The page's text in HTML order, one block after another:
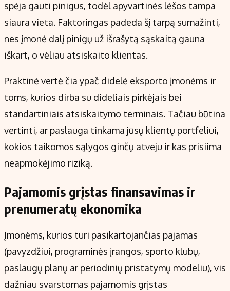
spėja gauti pinigus, todėl apyvartinės lėšos tampa
siaura vieta. Faktoringas padeda šį tarpą sumažinti,
nes įmonė dalį pinigų už išrašytą sąskaitą gauna
iškart, o vėliau atsiskaito klientas.
Praktinė vertė čia ypač didelė eksporto įmonėms ir
toms, kurios dirba su dideliais pirkėjais bei
standartiniais atsiskaitymo terminais. Tačiau būtina
vertinti, ar paslauga tinkama jūsų klientų portfeliui,
kokios taikomos sąlygos ginčų atveju ir kas prisiima
neapmokėjimo riziką.
Pajamomis grįstas finansavimas ir
prenumeratų ekonomika
Įmonėms, kurios turi pasikartojančias pajamas
(pavyzdžiui, programinės įrangos, sporto klubų,
paslaugų planų ar periodinių pristatymų modeliu), vis
dažniau svarstomas pajamomis grįstas